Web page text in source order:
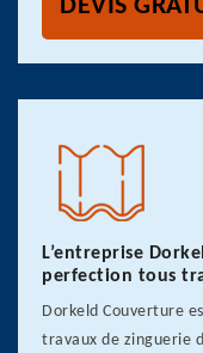
DEVIS
L’entreprise
perfection tous
Dorkeld Couverture
travaux de zinguerie